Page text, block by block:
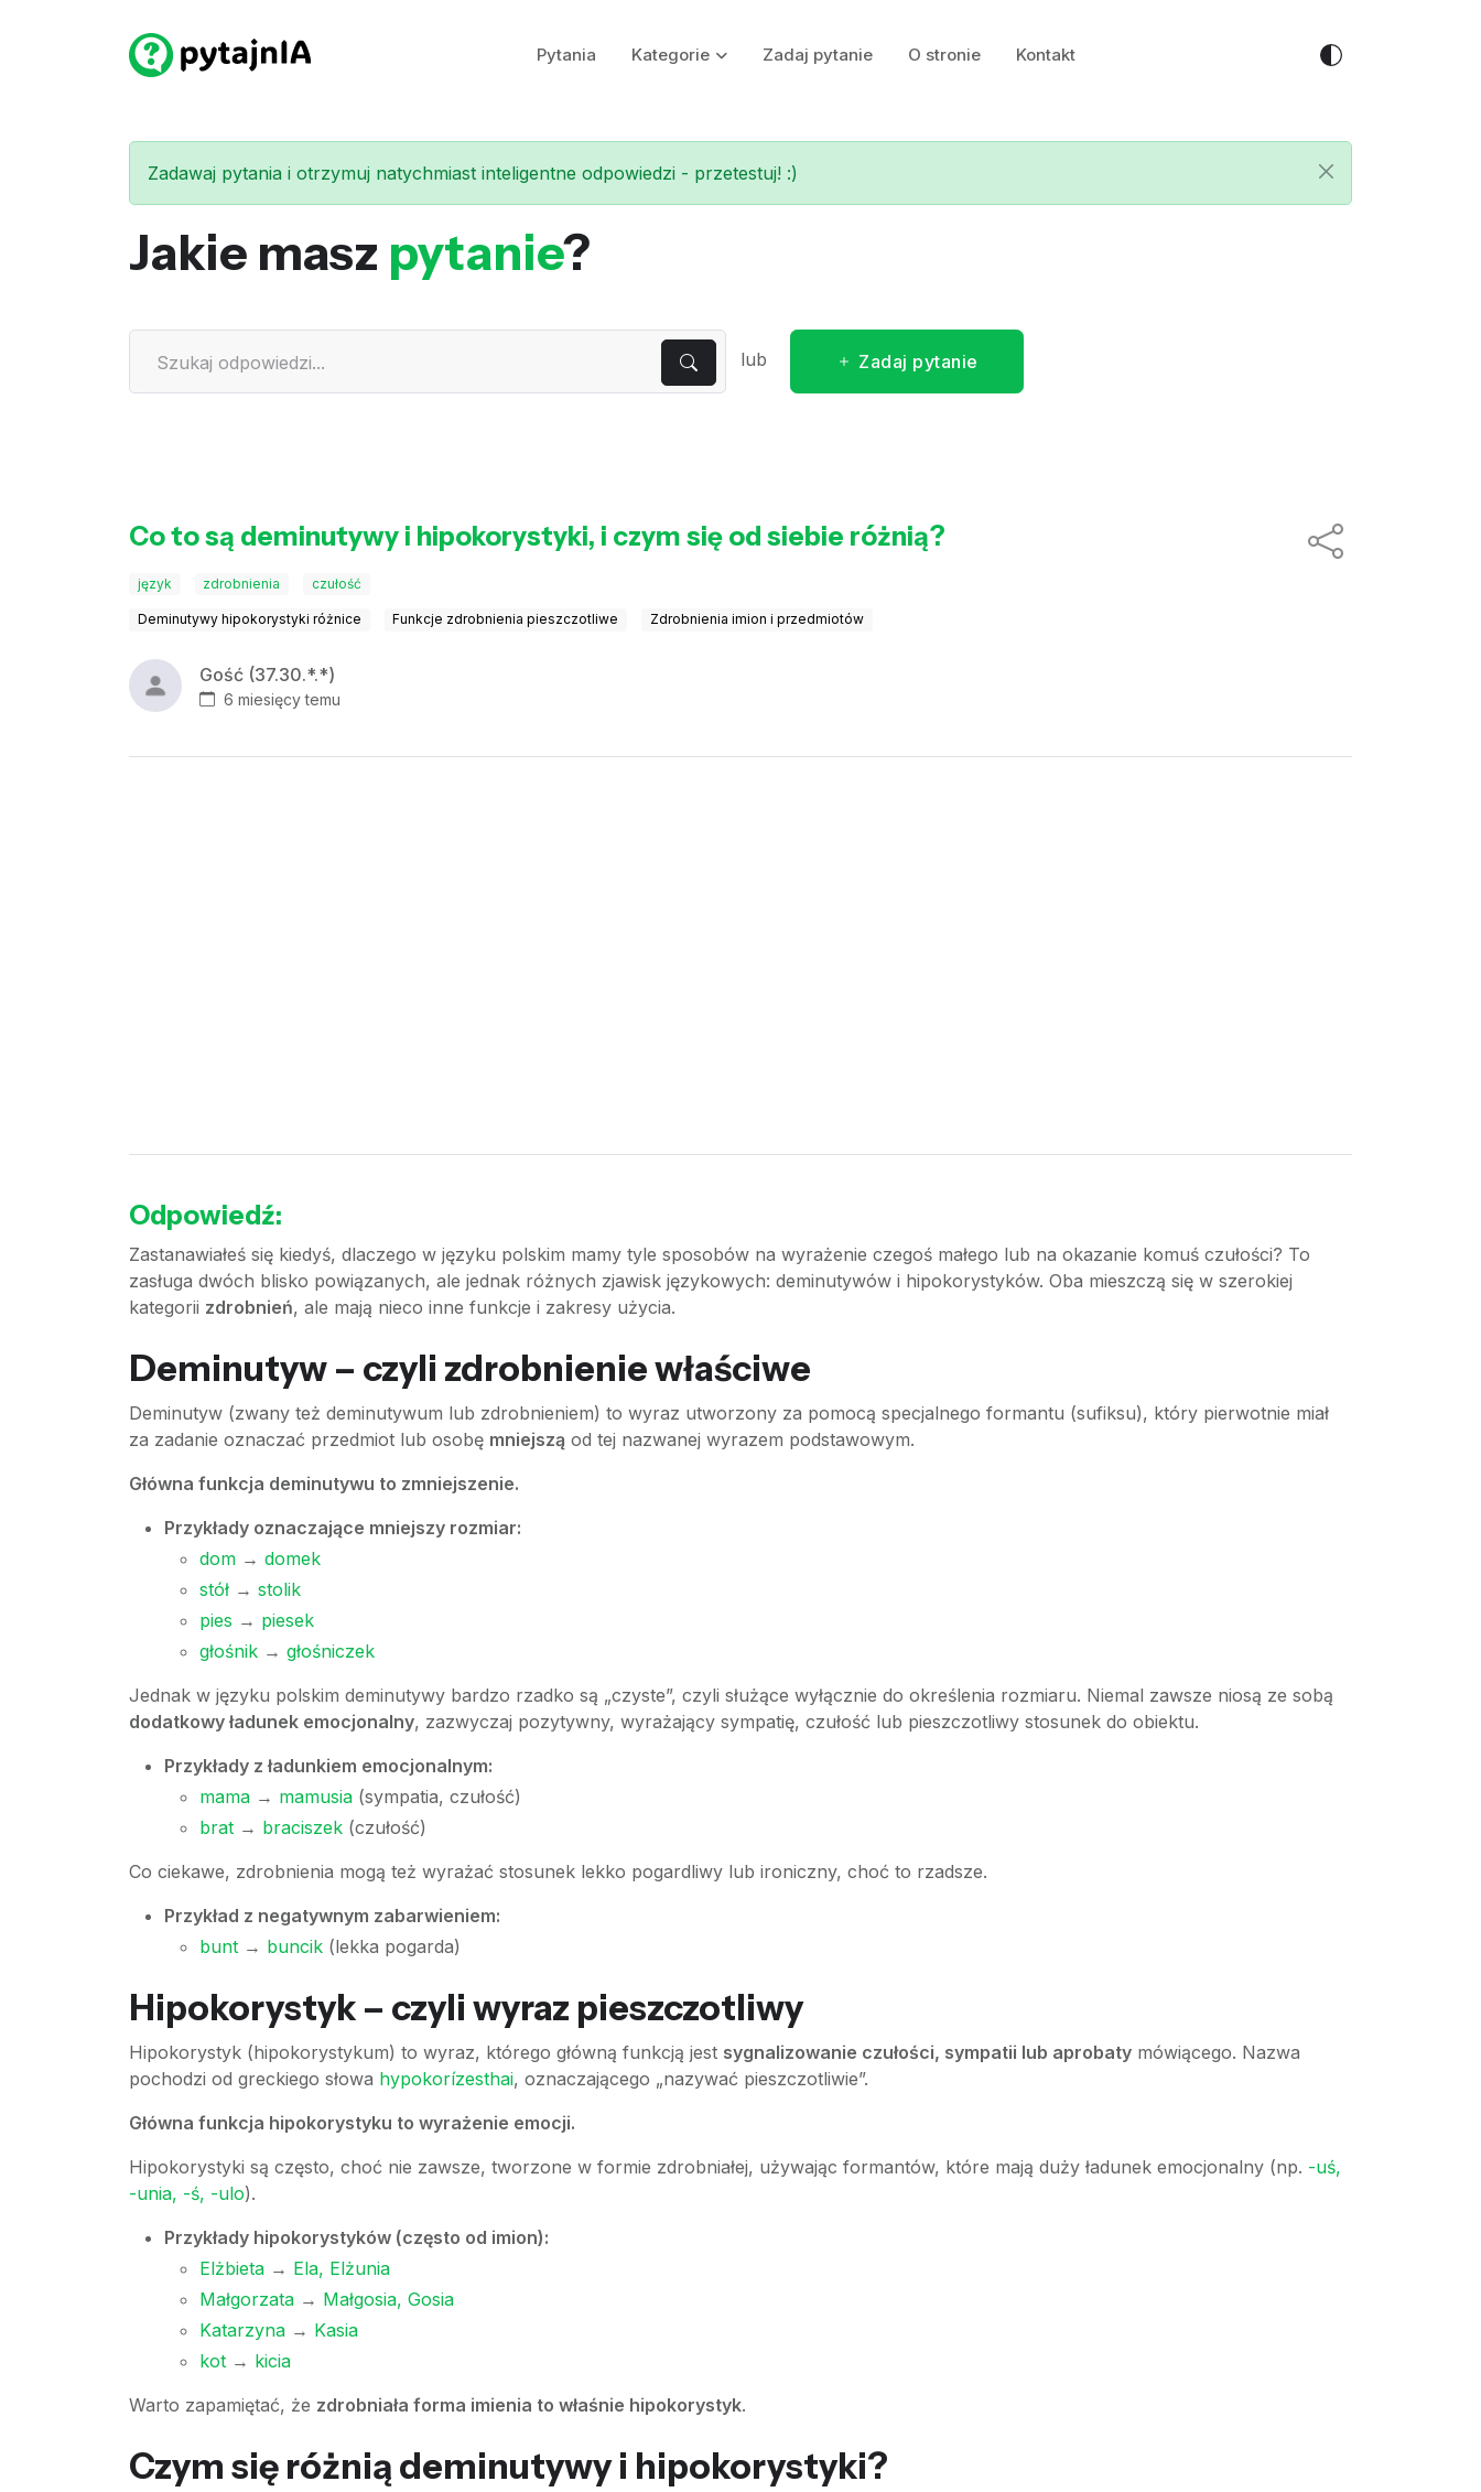
Pytania Kategorie Zadaj pytanie O stronie Kontakt
Zadawaj pytania i otrzymuj natychmiast inteligentne odpowiedzi - przetestuj! :)
Jakie masz pytanie?
lub Zadaj pytanie
Co to są deminutywy i hipokorystyki, i czym się od siebie różnią?
język zdrobnienia czułość
Deminutywy hipokorystyki różnice Funkcje zdrobnienia pieszczotliwe Zdrobnienia imion i przedmiotów
Gość (37.30.*.*)
6 miesięcy temu
Odpowiedź:
Zastanawiałeś się kiedyś, dlaczego w języku polskim mamy tyle sposobów na wyrażenie czegoś małego lub na okazanie komuś czułości? To
zasługa dwóch blisko powiązanych, ale jednak różnych zjawisk językowych: deminutywów i hipokorystyków. Oba mieszczą się w szerokiej
kategorii zdrobnień, ale mają nieco inne funkcje i zakresy użycia.
Deminutyw – czyli zdrobnienie właściwe
Deminutyw (zwany też deminutywum lub zdrobnieniem) to wyraz utworzony za pomocą specjalnego formantu (sufiksu), który pierwotnie miał
za zadanie oznaczać przedmiot lub osobę mniejszą od tej nazwanej wyrazem podstawowym.
Główna funkcja deminutywu to zmniejszenie.
Przykłady oznaczające mniejszy rozmiar:
dom → domek
stół → stolik
pies → piesek
głośnik → głośniczek
Jednak w języku polskim deminutywy bardzo rzadko są „czyste”, czyli służące wyłącznie do określenia rozmiaru. Niemal zawsze niosą ze sobą
dodatkowy ładunek emocjonalny, zazwyczaj pozytywny, wyrażający sympatię, czułość lub pieszczotliwy stosunek do obiektu.
Przykłady z ładunkiem emocjonalnym:
mama → mamusia (sympatia, czułość)
brat → braciszek (czułość)
Co ciekawe, zdrobnienia mogą też wyrażać stosunek lekko pogardliwy lub ironiczny, choć to rzadsze.
Przykład z negatywnym zabarwieniem:
bunt → buncik (lekka pogarda)
Hipokorystyk – czyli wyraz pieszczotliwy
Hipokorystyk (hipokorystykum) to wyraz, którego główną funkcją jest sygnalizowanie czułości, sympatii lub aprobaty mówiącego. Nazwa
pochodzi od greckiego słowa hypokorízesthai, oznaczającego „nazywać pieszczotliwie”.
Główna funkcja hipokorystyku to wyrażenie emocji.
Hipokorystyki są często, choć nie zawsze, tworzone w formie zdrobniałej, używając formantów, które mają duży ładunek emocjonalny (np. -uś,
-unia, -ś, -ulo).
Przykłady hipokorystyków (często od imion):
Elżbieta → Ela, Elżunia
Małgorzata → Małgosia, Gosia
Katarzyna → Kasia
kot → kicia
Warto zapamiętać, że zdrobniała forma imienia to właśnie hipokorystyk.
Czym się różnią deminutywy i hipokorystyki?